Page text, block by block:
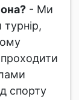
- Ми
спорту